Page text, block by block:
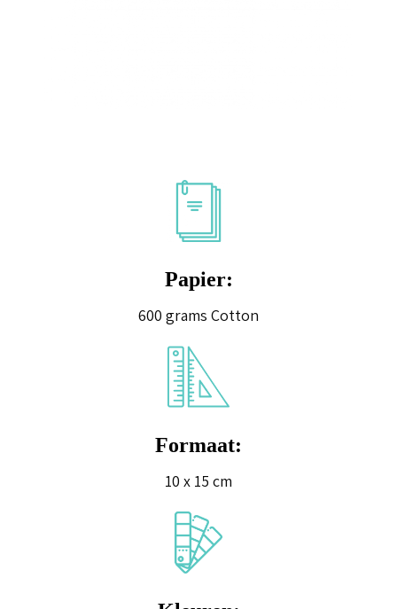
Papier:
600 grams Cotton
Formaat:
10 x 15 cm